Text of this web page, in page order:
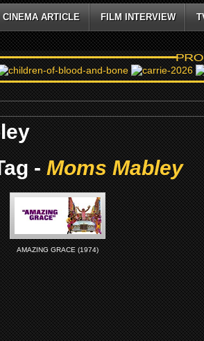
CINEMA ARTICLE FILM INTERVIEW
-Moms Mabley
AMAZING GRACE (1974)